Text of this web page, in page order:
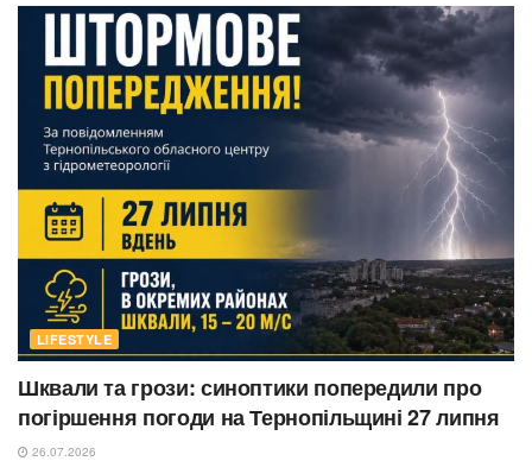
LIFESTYLE
Шквали та грози: синоптики попередили про
погіршення погоди на Тернопільщині 27 липня
26.07.2026